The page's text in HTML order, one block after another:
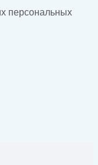
персональных